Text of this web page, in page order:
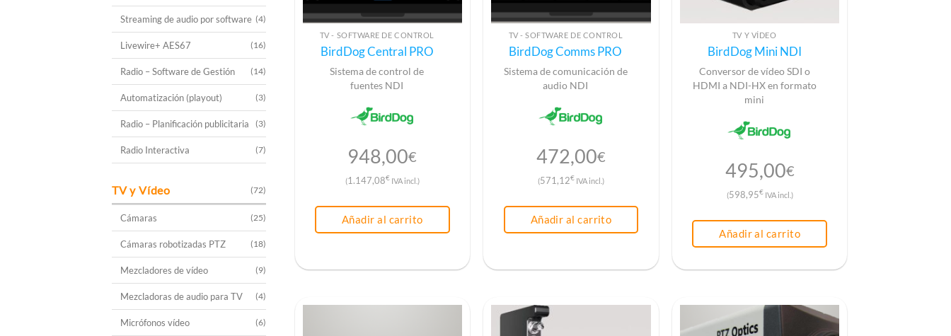
Streaming de audio por software (4)
Livewire+ AES67 (16)
Radio – Software de Gestión (14)
Automatización (playout) (3)
Radio – Planificación publicitaria (3)
Radio Interactiva (7)
TV y Vídeo (72)
Cámaras (25)
Cámaras robotizadas PTZ (18)
Mezcladores de vídeo (9)
Mezcladoras de audio para TV (4)
Micrófonos vídeo (6)
TV - SOFTWARE DE CONTROL
BirdDog Central PRO
Sistema de control de
fuentes NDI
948,00€
(1.147,08€IVA incl.)
Añadir al carrito
TV - SOFTWARE DE CONTROL
BirdDog Comms PRO
Sistema de comunicación de
audio NDI
472,00€
(571,12€IVA incl.)
Añadir al carrito
TV Y VÍDEO
BirdDog Mini NDI
Conversor de vídeo SDI o
HDMI a NDI-HX en formato
mini
495,00€
(598,95€IVA incl.)
Añadir al carrito